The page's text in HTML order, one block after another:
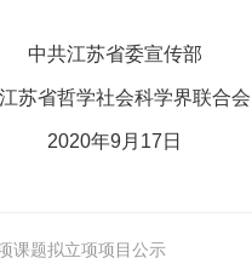
宣传部
学界联合会
17日
课题拟立项项目公示